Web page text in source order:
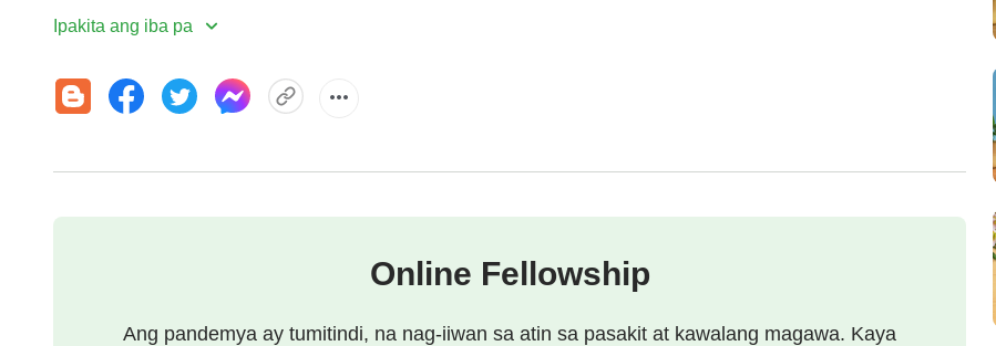
yapak ay sumusulong, nang paisa-isa, palapit nang palapit sa sangkatauhan, at ang Kanyang luklukan
ang Kanyang luklukan sa ating kalagitnaan. Napakaringal ng tanawing iyon, napakarangal at
napakataimtim na tagpo! Parang kalapati, at parang umaatungal na leon, dumarating ang Espiritu sa
nakakaalam sa Kanyang pagdating, walang sumasalubong sa Kanyang pagdating, at, bukod pa riyan,
walang nakakaalam sa lahat ng Kanyang gagawin. Ang buhay ng tao ay nagpapatuloy tulad ng dati,
walang naiiba sa kanyang puso, at lumilipas ang mga araw tulad ng dati. Ang Diyos ay namumuhay sa
ating piling, bilang isang taong katulad ng iba pang mga tao, bilang isa sa pinakahamak na mga
Ipakita ang iba pa
Online Fellowship
Ang pandemya ay tumitindi, na nag-iiwan sa atin sa pasakit at kawalang magawa. Kaya